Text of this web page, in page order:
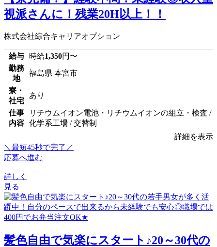
視派さんに！残業20H以上！！
株式会社綜合キャリアオプション
給与 時給1,350円〜
勤務
地
福島県 本宮市
寮・
社宅
あり
仕事
内容
リチウムイオン電池・リチウムイオンの組立・検査 /
化学系工場 / 交替制
詳細を表示
＼最短45秒で完了／
応募へ進む
詳しく
見る
髪色自由で気楽にスタート♪20～30代の